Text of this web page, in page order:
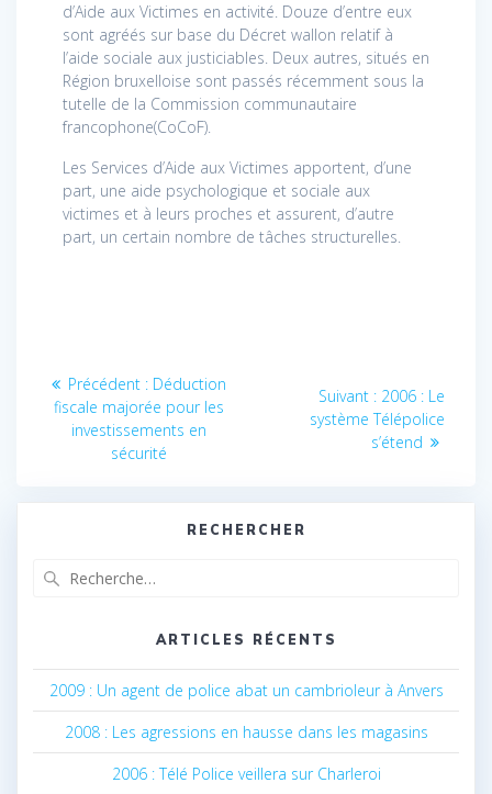
d’Aide aux Victimes en activité. Douze d’entre eux
sont agréés sur base du Décret wallon relatif à
l’aide sociale aux justiciables. Deux autres, situés en
Région bruxelloise sont passés récemment sous la
tutelle de la Commission communautaire
francophone(CoCoF).
Les Services d’Aide aux Victimes apportent, d’une
part, une aide psychologique et sociale aux
victimes et à leurs proches et assurent, d’autre
part, un certain nombre de tâches structurelles.
Navigation
l’article
Précédent : Article
précédent
:
Déduction
fiscale majorée pour les
investissements en
sécurité
Suivant : Article
suivant
:
2006 : Le
système Télépolice
s’étend
RECHERCHER
ARTICLES RÉCENTS
2009 : Un agent de police abat un cambrioleur à Anvers
2008 : Les agressions en hausse dans les magasins
2006 : Télé Police veillera sur Charleroi